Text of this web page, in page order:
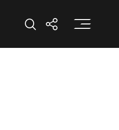
打开搜索打开分享打